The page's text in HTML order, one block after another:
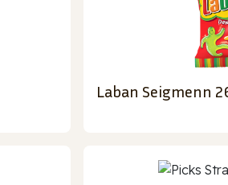
Laban Seigmenn